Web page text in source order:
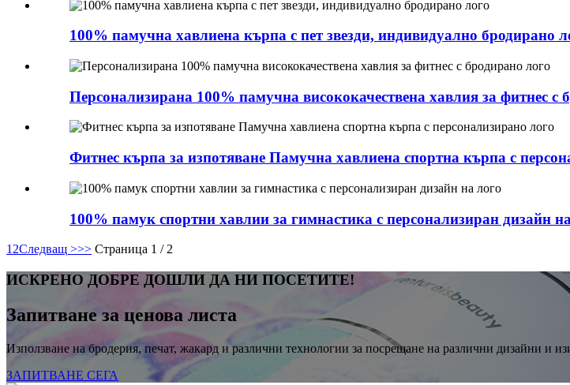
100% памучна хавлиена кърпа с пет звезди, индивидуално бродирано
Персонализирана 100% памучна висококачествена хавлия за фитнес с
Фитнес кърпа за изпотяване Памучна хавлиена спортна кърпа с
100% памук спортни хавлии за гимнастика с персонализиран дизайн
1 2Следващ >>> Страница 1 / 2
ИСКРЕНО ДОБРЕ ДОШЛИ ДА НИ ПОСЕТИТЕ!
Запитване за ценова листа
Използване на бродерия, печат, жакард и различни технологии за посрещане на различни дизайни и
ЗАПИТВАНЕ СЕГА